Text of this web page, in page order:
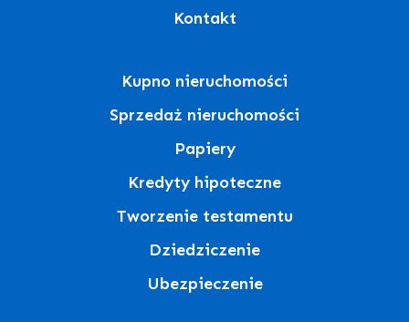
Kontakt
Kupno nieruchomości
Sprzedaż nieruchomości
Papiery
Kredyty hipoteczne
Tworzenie testamentu
Dziedziczenie
Ubezpieczenie